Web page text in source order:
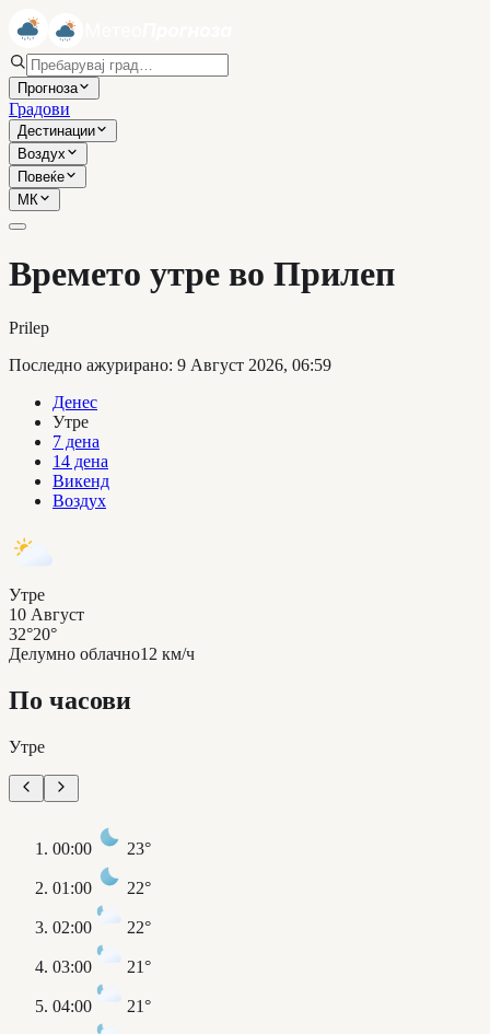
Прогноза
Градови
Дестинации
Воздух
Повеќе
МК
Времето утре во Прилеп
Prilep
Последно ажурирано: 9 Август 2026, 06:59
Денес
Утре
7 дена
14 дена
Викенд
Воздух
Утре
10 Август
32°20°
Делумно облачно12 км/ч
По часови
Утре
00:00 23°
01:00 22°
02:00 22°
03:00 21°
04:00 21°